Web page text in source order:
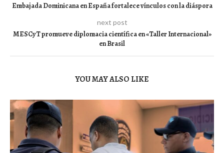
Embajada Dominicana en España fortalece vínculos con la diáspora
next post
MESCyT promueve diplomacia científica en «Taller Internacional»
en Brasil
YOU MAY ALSO LIKE